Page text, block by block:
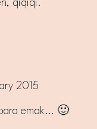
qiqiqi.
2015
emak… 🙂